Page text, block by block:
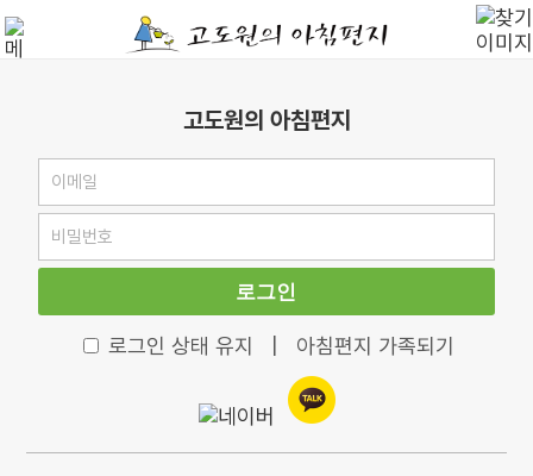
고도원의 아침편지
로그인
로그인 상태 유지 아침편지 가족되기